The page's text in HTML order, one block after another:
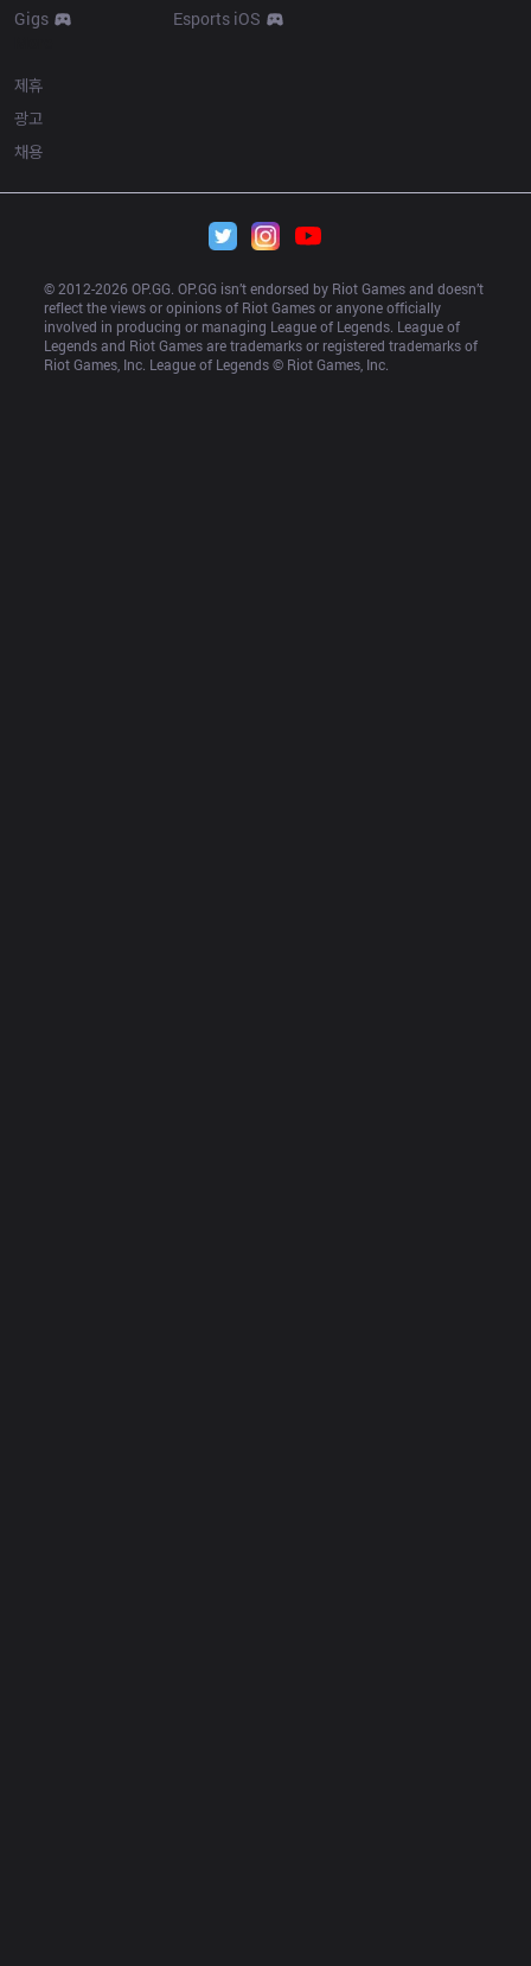
Gigs
Esports iOS
제휴
광고
채용
© 2012-2026 OP.GG. OP.GG isn’t endorsed by Riot Games and doesn’t
reflect the views or opinions of Riot Games or anyone officially
involved in producing or managing League of Legends. League of
Legends and Riot Games are trademarks or registered trademarks of
Riot Games, Inc. League of Legends © Riot Games, Inc.